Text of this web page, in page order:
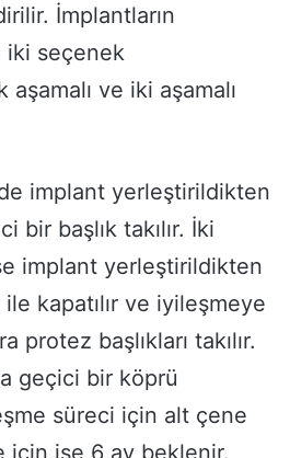
İmplantların
iki seçenek
ve iki aşamalı
implant yerleştirildikten
bir başlık takılır. İki
implant yerleştirildikten
kapatılır ve iyileşmeye
protez başlıkları takılır.
geçici bir köprü
süreci için alt çene
için ise 6 ay beklenir.